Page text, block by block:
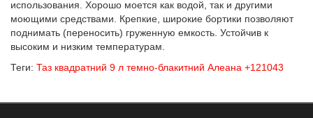
использования. Хорошо моется как водой, так и другими
моющими средствами. Крепкие, широкие бортики позволяют
поднимать (переносить) груженную емкость. Устойчив к
высоким и низким температурам.
Теги: Таз квадратний 9 л темно-блакитний Алеана +121043